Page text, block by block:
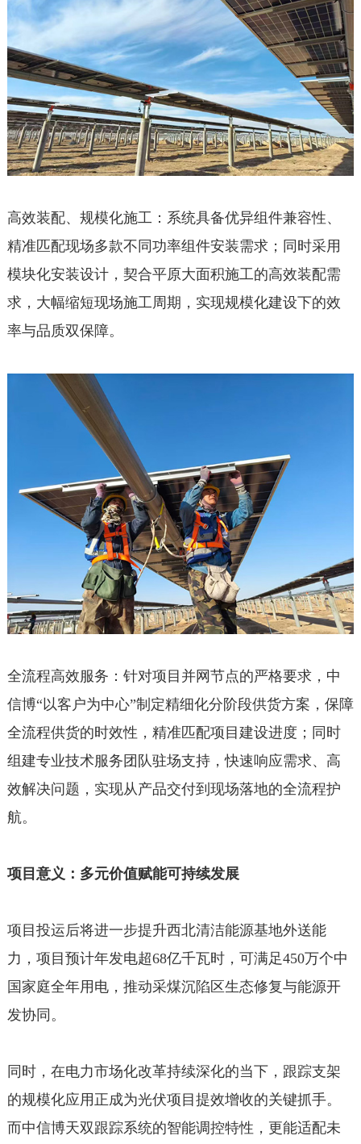
高效装配、规模化施工：系统具备优异组件兼容性、
精准匹配现场多款不同功率组件安装需求；同时采用
模块化安装设计，契合平原大面积施工的高效装配需
求，大幅缩短现场施工周期，实现规模化建设下的效
率与品质双保障。
全流程高效服务：针对项目并网节点的严格要求，中
信博“以客户为中心”制定精细化分阶段供货方案，保障
全流程供货的时效性，精准匹配项目建设进度；同时
组建专业技术服务团队驻场支持，快速响应需求、高
效解决问题，实现从产品交付到现场落地的全流程护
航。
项目意义：多元价值赋能可持续发展
项目投运后将进一步提升西北清洁能源基地外送能
力，项目预计年发电超68亿千瓦时，可满足450万个中
国家庭全年用电，推动采煤沉陷区生态修复与能源开
发协同。
同时，在电力市场化改革持续深化的当下，跟踪支架
的规模化应用正成为光伏项目提效增收的关键抓手。
而中信博天双跟踪系统的智能调控特性，更能适配未